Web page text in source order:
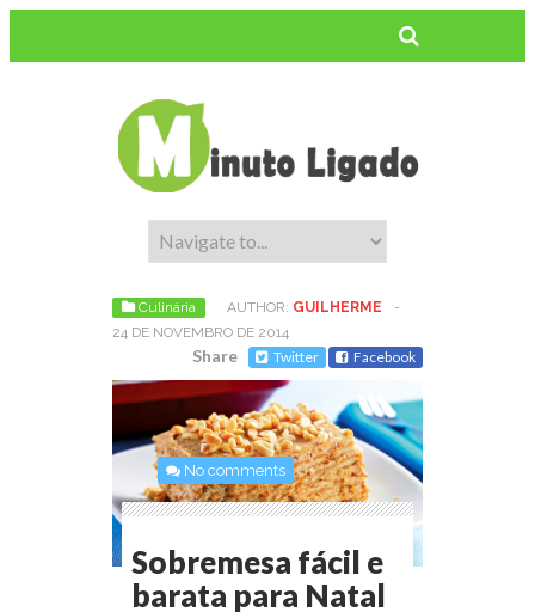
Culinária AUTHOR: GUILHERME
-
24 DE NOVEMBRO DE 2014
Share Twitter Facebook
No comments
Sobremesa fácil e
barata para Natal